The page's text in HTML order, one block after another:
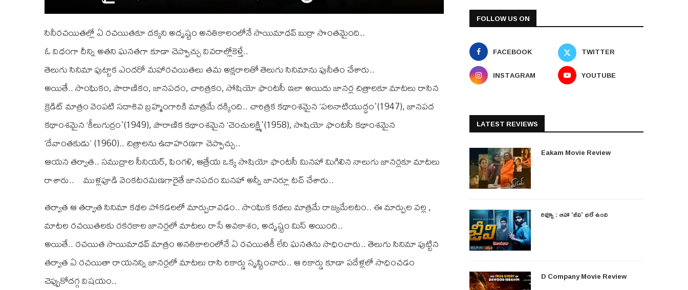
సినీరచయితల్లో ఏ రచయితకూ దక్కని అదృష్టం అనతికాలంలోనే సాయిమాధవ్ బుర్రా సొంతమైంది..
ఓ విధంగా దీన్ని అతని ఘనతగా కూడా చెప్పొచ్చు వివరాల్లోకెళ్తే..
తెలుగు సినిమా పుట్టాక ఎందరో మహారచయితలు తమ అక్షరాలతో తెలుగు సినిమాను పునీతం చేశారు..
అయితే.. సాంఘికం, పౌరాణికం, జానపదం, చారిత్రకం, సోషియో ఫాంటసీ ఇలా అయిదు జానర్ల చిత్రాలకూ మాటలు రాసిన
క్రెడిట్ మాత్రం వెంపటి సదాశివ బ్రహ్మంగారికి మాత్రమే దక్కింది.. చారిత్రక కథాంశమైన ‘పలనాటియుద్ధం'(1947), జానపద
కథాంశమైన ‘కీలుగుర్రం'(1949), పౌరాణిక కథాంశమైన ‘చెంచులక్ష్మి'(1958), సొషియో ఫాంటసీ కథాంశమైన
‘దేవాంతకుడు’ (1960).. చిత్రాలను ఉదాహరణగా చెప్పొచ్చు..
ఆయన తర్వాత.. సముద్రాల సీనియర్, పింగళి, ఆత్రేయ ఒక్క సొషియో ఫాంటసీ మినహా మిగిలిన నాలుగు జానర్లకూ మాటలు
రాశారు.. ముళ్లపూడి వెంకటరమణగారైతే జానపదం మినహా అన్నీ జానర్లూ టచ్ చేశారు..
తర్వాత ఆ తర్వాత సినిమా కథల పోకడలలో మార్పురావడం.. సాంఘిక కథలు మాత్రమే రాజ్యమేలటం.. ఈ మార్పుల వల్ల ,
మాటల రచయితలకు రకరకాల జానర్లలో మాటలు రాసే అవకాశం, అదృష్టం మిస్ అయింది..
అయితే.. రచయిత సాయిమాధవ్ మాత్రం అనతికాలంలోనే ఏ రచయితకీ లేని ఘనతను సాధించారు.. తెలుగు సినిమా పుట్టిన
తర్వాత ఏ రచయితా రాయనన్ని జానర్లలో మాటలు రాసి రికార్డు సృష్టించారు.. ఆ రికార్డు కూడా పదేళ్లలో సాధించడం
చెప్పుకోదగ్గ విషయం..
FOLLOW US ON
FACEBOOK
TWITTER
INSTAGRAM
YOUTUBE
LATEST REVIEWS
Eakam Movie Review
రివ్యూ : ఆహా ‘జీవి’ భలే ఉంది
D Company Movie Review